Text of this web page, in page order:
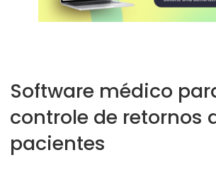
Software médico
controle de retornos
pacientes